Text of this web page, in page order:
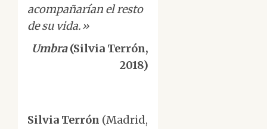
acompañarían el resto
de su vida.»
Umbra(Silvia Terrón,
2018)
Silvia Terrón (Madrid,